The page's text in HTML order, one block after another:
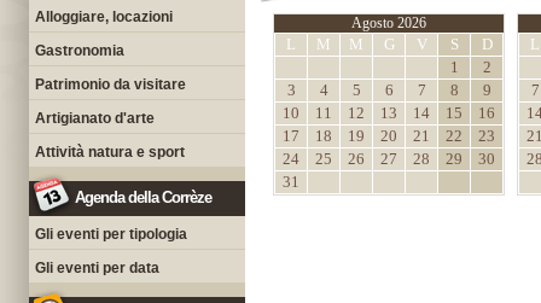
Alloggiare, locazioni
Gastronomia
Patrimonio da visitare
Artigianato d'arte
Attività natura e sport
Agenda della Corrèze
Gli eventi per tipologia
Gli eventi per data
Agosto 2026
L M M G V S
D
1
2
3
4 5 6 7 8
9
10
11 12 13 14 15
16
17
18 19 20 21 22
23
24
25 26 27 28 29
30
31
L
7